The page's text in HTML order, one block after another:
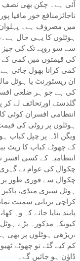
آئی ہے۔ چکن بھی نصف
ناجائزمنافع خور مافیا
میں مصروف ہے۔ پہلوان
ہوٹلوں کا یہی حال
سے سو روپے تک کی چیز
کی قیمتوں میں کمی کے
کمی کرانا بھول جاتی ہے۔
ان ریسٹورنٹ یا ہوٹل
کی ہے جو ہر ضلعی افسر
گلدستے اورتحائف لے کر
انتظامی افسران کوئی
ہوٹلوں پر روٹی کی
ویگن اڈہ پر چپل کباب
کے چھوٹے کباب کا ریٹ
انتظامیہ کے کسی
چکوال کی عوام نے
چکوال سے فوری طور پر
ہوٹل سبزی منڈی،
کراچی بریانی سمیت
پابند بنایا جائے کہ وہ
کیونکہ مذکورہ بڑے
،ریڑھی ہوٹلوں پر بھی
کم کیے گئے تو چھوٹے
ڈاﺅن ہو جائیں گے۔